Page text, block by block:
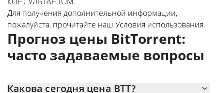
Для получения дополнительной информации,
пожалуйста, прочитайте наш Условия использования.
Прогноз цены BitTorrent:
часто задаваемые вопросы
Какова сегодня цена BTT?